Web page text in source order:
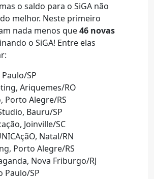
o saldo para o SiGA não
melhor. Neste primeiro
nada menos que46 novas
o SiGA! Entre elas
SP
Ariquemes/RO
Porto Alegre/RS
Bauru/SP
Joinville/SC
Natal/RN
Porto Alegre/RS
Nova Friburgo/RJ
Paulo/SP